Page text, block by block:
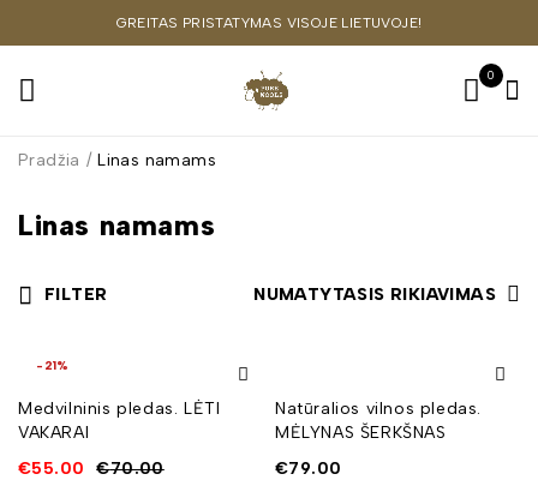
GREITAS PRISTATYMAS VISOJE LIETUVOJE!
0
Linas namams
Pradžia / Linas namams
FILTER NUMATYTASIS RIKIAVIMAS
-21%
Medvilninis pledas. LĖTI
VAKARAI
€70.00
€55.00
Natūralios vilnos pledas.
MĖLYNAS ŠERKŠNAS
€79.00